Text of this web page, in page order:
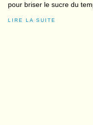
pour briser le sucre du
LIRE LA SUITE